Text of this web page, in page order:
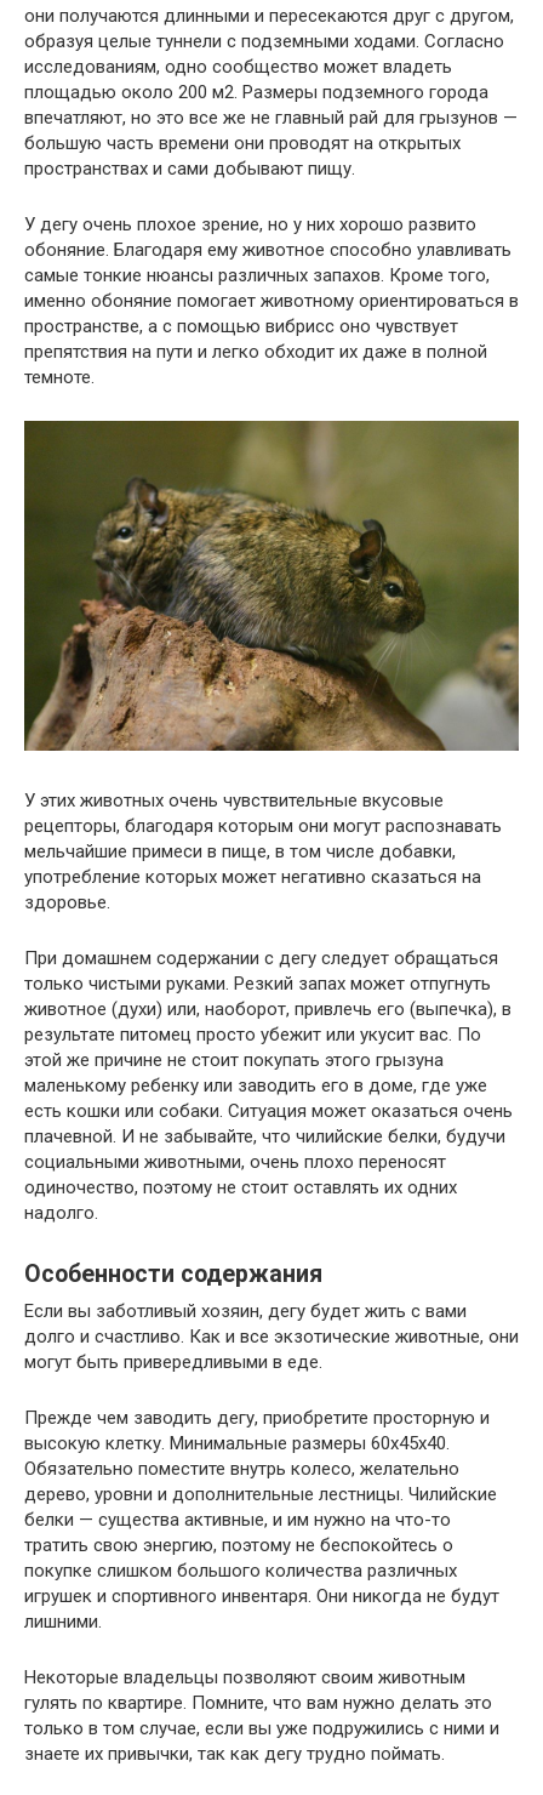
они получаются длинными и пересекаются друг с другом,
образуя целые туннели с подземными ходами. Согласно
исследованиям, одно сообщество может владеть
площадью около 200 м2. Размеры подземного города
впечатляют, но это все же не главный рай для грызунов —
большую часть времени они проводят на открытых
пространствах и сами добывают пищу.
У дегу очень плохое зрение, но у них хорошо развито
обоняние. Благодаря ему животное способно улавливать
самые тонкие нюансы различных запахов. Кроме того,
именно обоняние помогает животному ориентироваться в
пространстве, а с помощью вибрисс оно чувствует
препятствия на пути и легко обходит их даже в полной
темноте.
У этих животных очень чувствительные вкусовые
рецепторы, благодаря которым они могут распознавать
мельчайшие примеси в пище, в том числе добавки,
употребление которых может негативно сказаться на
здоровье.
При домашнем содержании с дегу следует обращаться
только чистыми руками. Резкий запах может отпугнуть
животное (духи) или, наоборот, привлечь его (выпечка), в
результате питомец просто убежит или укусит вас. По
этой же причине не стоит покупать этого грызуна
маленькому ребенку или заводить его в доме, где уже
есть кошки или собаки. Ситуация может оказаться очень
плачевной. И не забывайте, что чилийские белки, будучи
социальными животными, очень плохо переносят
одиночество, поэтому не стоит оставлять их одних
надолго.
Особенности содержания
Если вы заботливый хозяин, дегу будет жить с вами
долго и счастливо. Как и все экзотические животные, они
могут быть привередливыми в еде.
Прежде чем заводить дегу, приобретите просторную и
высокую клетку. Минимальные размеры 60х45х40.
Обязательно поместите внутрь колесо, желательно
дерево, уровни и дополнительные лестницы. Чилийские
белки — существа активные, и им нужно на что-то
тратить свою энергию, поэтому не беспокойтесь о
покупке слишком большого количества различных
игрушек и спортивного инвентаря. Они никогда не будут
лишними.
Некоторые владельцы позволяют своим животным
гулять по квартире. Помните, что вам нужно делать это
только в том случае, если вы уже подружились с ними и
знаете их привычки, так как дегу трудно поймать.